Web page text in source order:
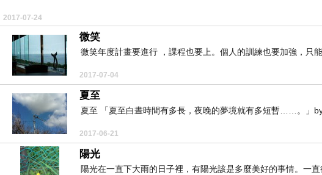
2017-07-24
微笑
微笑年度計畫要進行 ，課程也要上。個人的訓練也要加強，只
2017-07-04
夏至
夏至 「夏至白晝時間有多長，夜晚的夢境就有多短暫……。」by
2017-06-21
陽光
陽光在一直下大雨的日子裡，有陽光該是多麼美好的事情。一